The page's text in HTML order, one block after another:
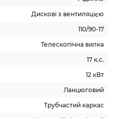
Дискові з вентиляцією
110/90-17
Телескопічна вилка
17 к.с.
12 кВт
Ланцюговий
Трубчастий каркас